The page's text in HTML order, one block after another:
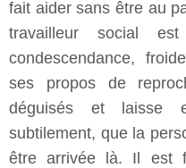
fait aider sans être au
travailleur social
condescendance,
ses propos de
déguisés et laisse
subtilement, que la
être arrivée là. Il est